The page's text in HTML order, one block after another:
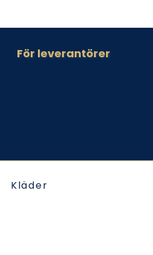
För leverantörer
Kläder